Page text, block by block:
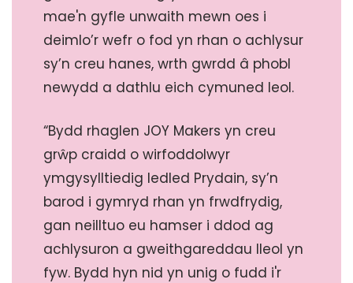
mae'n gyfle unwaith mewn oes i
deimlo’r wefr o fod yn rhan o achlysur
sy’n creu hanes, wrth gwrdd â phobl
newydd a dathlu eich cymuned leol.
“Bydd rhaglen JOY Makers yn creu
grŵp craidd o wirfoddolwyr
ymgysylltiedig ledled Prydain, sy’n
barod i gymryd rhan yn frwdfrydig,
gan neilltuo eu hamser i ddod ag
achlysuron a gweithgareddau lleol yn
fyw. Bydd hyn nid yn unig o fudd i'r